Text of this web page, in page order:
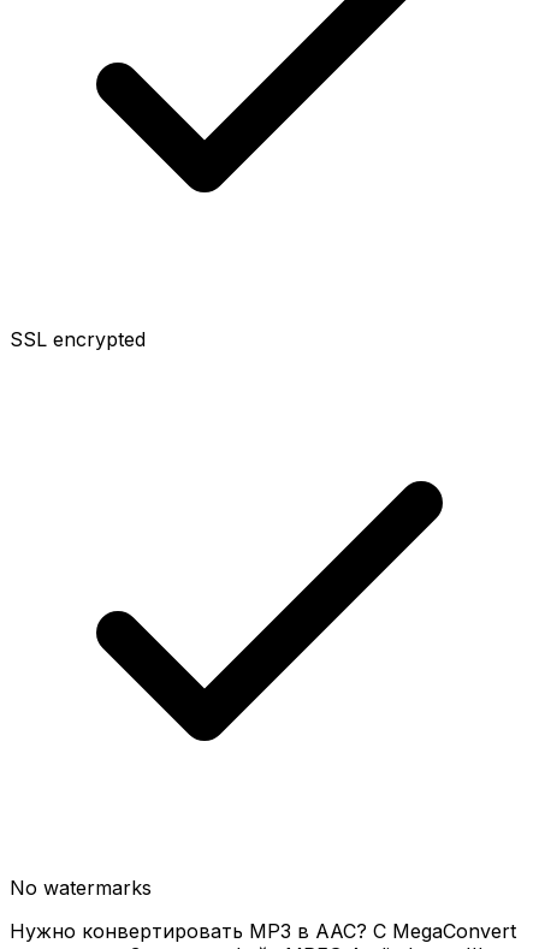
SSL encrypted
No watermarks
Нужно конвертировать MP3 в AAC? С MegaConvert